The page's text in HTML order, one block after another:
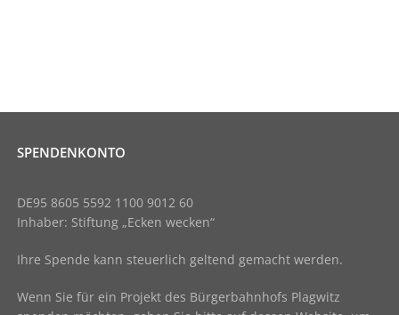
SPENDENKONTO
DE95 8605 5592 1100 9012 60
Inhaber: Stiftung „Ecken wecken“
Ihre Spende kann steuerlich geltend gemacht werden.
Wenn Sie für ein Projekt des Bürgerbahnhofs Plagwitz